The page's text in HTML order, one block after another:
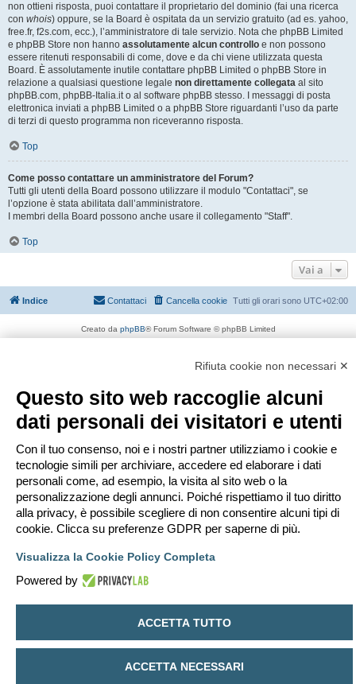
non ottieni risposta, puoi contattare il proprietario del dominio (fai una ricerca
con whois) oppure, se la Board è ospitata da un servizio gratuito (ad es. yahoo,
free.fr, f2s.com, ecc.), l’amministratore di tale servizio. Nota che phpBB Limited
e phpBB Store non hanno assolutamente alcun controllo e non possono
essere ritenuti responsabili di come, dove e da chi viene utilizzata questa
Board. È assolutamente inutile contattare phpBB Limited o phpBB Store in
relazione a qualsiasi questione legale non direttamente collegata al sito
phpBB.com, phpBB-Italia.it o al software phpBB stesso. I messaggi di posta
elettronica inviati a phpBB Limited o a phpBB Store riguardanti l’uso da parte
di terzi di questo programma non riceveranno risposta.
Top
Come posso contattare un amministratore del Forum?
Tutti gli utenti della Board possono utilizzare il modulo "Contattaci", se
l’opzione è stata abilitata dall’amministratore.
I membri della Board possono anche usare il collegamento "Staff".
Top
Vai a
Indice Tutti gli orari sono UTC+02:00
Cancella cookie
Contattaci
Creato da phpBB® Forum Software © phpBB Limited
Rifiuta cookie non necessari ✕
Questo sito web raccoglie alcuni
dati personali dei visitatori e utenti
Con il tuo consenso, noi e i nostri partner utilizziamo i cookie e
tecnologie simili per archiviare, accedere ed elaborare i dati
personali come, ad esempio, la visita al sito web o la
personalizzazione degli annunci. Poiché rispettiamo il tuo diritto
alla privacy, è possibile scegliere di non consentire alcuni tipi di
cookie. Clicca su preferenze GDPR per saperne di più.
Visualizza la Cookie Policy Completa
Powered by
ACCETTA TUTTO
ACCETTA NECESSARI